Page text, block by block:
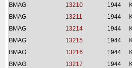
BMAG
13210 1944
BMAG
13211 1944
BMAG
13214 1944
BMAG
13215 1944
BMAG
13216 1944
BMAG
13217 1944